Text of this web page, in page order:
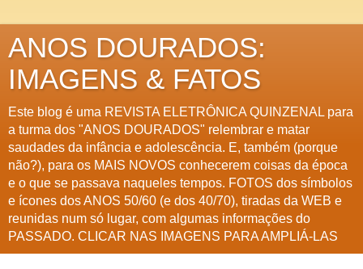
ANOS DOURADOS:
IMAGENS & FATOS
Este blog é uma REVISTA ELETRÔNICA QUINZENAL para
a turma dos "ANOS DOURADOS" relembrar e matar
saudades da infância e adolescência. E, também (porque
não?), para os MAIS NOVOS conhecerem coisas da época
e o que se passava naqueles tempos. FOTOS dos símbolos
e ícones dos ANOS 50/60 (e dos 40/70), tiradas da WEB e
reunidas num só lugar, com algumas informações do
PASSADO. CLICAR NAS IMAGENS PARA AMPLIÁ-LAS